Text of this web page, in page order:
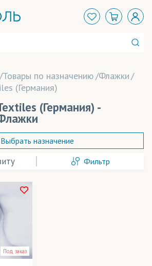
Товары по назначению Флажки
(Германия)
(Германия) -
Выбрать назначение
Фильтр
Под заказ